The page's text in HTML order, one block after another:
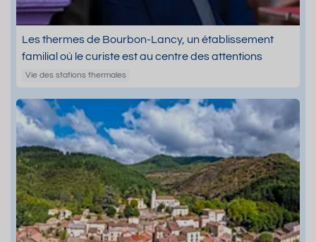
Les thermes de Bourbon-Lancy, un établissement
familial où le curiste est au centre des attentions
Vie des stations thermales